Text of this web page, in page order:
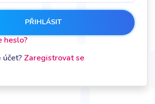
PŘIHLÁSIT
heslo?
účet? Zaregistrovat se